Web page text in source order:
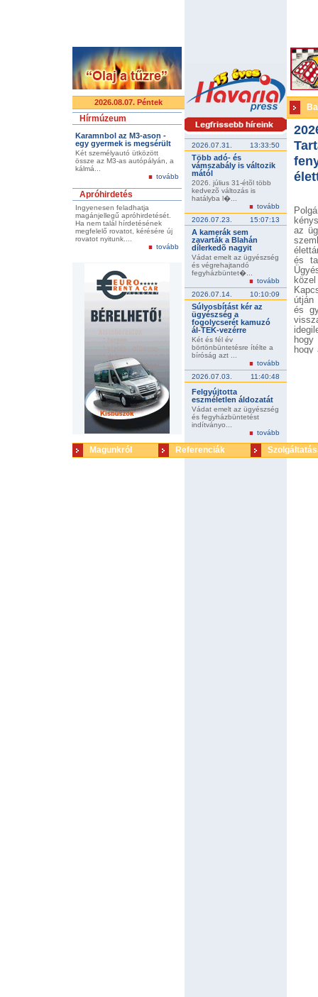
2026.08.07. Péntek
Hírmúzeum
Karamnbol az M3-ason -
egy gyermek is megsérült
Két személyautó ütközött
össze az M3-as autópályán, a
kálmá...
tovább
Apróhirdetés
Ingyenesen feladhatja
magánjellegű apróhirdetését.
Ha nem talál hírdetésének
megfelelő rovatot, kérésére új
rovatot nyitunk....
tovább
2026.07.31. 13:33:50
Több adó- és
vámszabály is változik
mától
2026. július 31-étõl több
kedvezõ változás is
hatályba l�...
tovább
2026.07.23.
15:07:13
A kamerák sem
zavarták a Blahán
dílerkedõ nagyit
Vádat emelt az ügyészség
és végrehajtandó
fegyházbüntet�...
tovább
2026.07.14.
10:10:09
Súlyosbítást kér az
ügyészség a
fogolycserét kamuzó
ál-TEK-vezérre
Két és fél év
börtönbüntetésre ítélte a
bíróság azt ...
tovább
2026.07.03.
11:40:48
Felgyújtotta
eszméletlen áldozatát
Vádat emelt az ügyészség
és fegyházbüntetést
indítványo...
tovább
az
és
útján
és
hogy
Magunkról Referenciák